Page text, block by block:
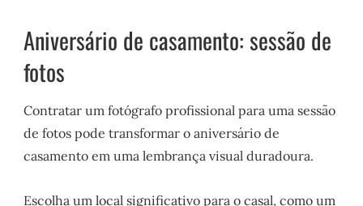
Aniversário de casamento: sessão de
fotos
Contratar um fotógrafo profissional para uma sessão
de fotos pode transformar o aniversário de
casamento em uma lembrança visual duradoura.
Escolha um local significativo para o casal, como um